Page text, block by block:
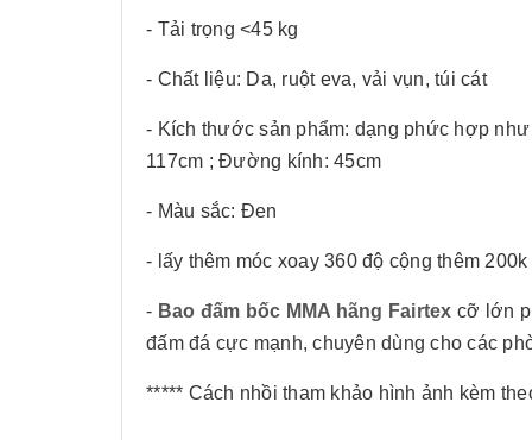
- Tải trọng <45 kg
- Chất liệu: Da, ruột eva, vải vụn, túi cát
- Kích thước sản phẩm: dạng phức hợp
117cm ; Đường kính: 45cm
- Màu sắc: Đen
- lấy thêm móc xoay 360 độ cộng thêm 200k
- Bao đấm bốc MMA hãng Fairtex cỡ lớn
đấm đá cực mạnh, chuyên dùng cho các
***** Cách nhồi tham khảo hình ảnh kèm